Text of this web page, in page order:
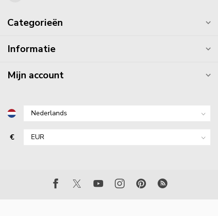
Categorieën
Informatie
Mijn account
€